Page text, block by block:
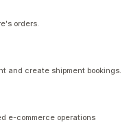
orders.
and create shipment bookings.
e-commerce operations